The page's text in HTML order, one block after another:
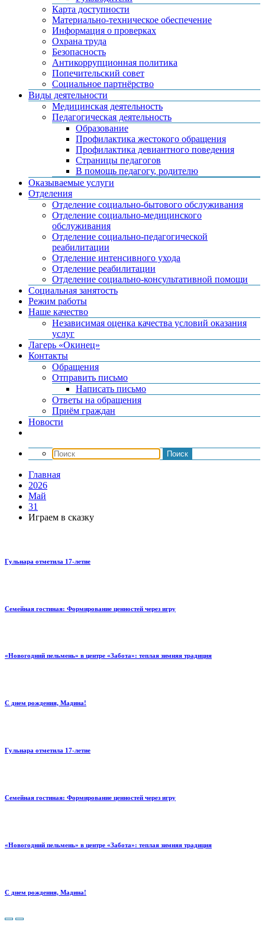
Карта доступности
Материально-техническое обеспечение
Информация о проверках
Охрана труда
Безопасность
Антикоррупционная политика
Попечительский совет
Социальное партнёрство
Виды деятельности
Медицинская деятельность
Педагогическая деятельность
Образование
Профилактика жестокого обращения
Профилактика девиантного поведения
Страницы педагогов
В помощь педагогу, родителю
Оказываемые услуги
Отделения
Отделение социально-бытового обслуживания
Отделение социально-медицинского
обслуживания
Отделение социально-педагогической
реабилитации
Отделение интенсивного ухода
Отделение реабилитации
Отделение социально-консультативной помощи
Социальная занятость
Режим работы
Наше качество
Независимая оценка качества условий оказания
услуг
Лагерь «Окинец»
Контакты
Обращения
Отправить письмо
Написать письмо
Ответы на обращения
Приём граждан
Новости
Главная
2026
Май
31
Играем в сказку
Гульнара отметила 17‑летие
Семейная гостиная: Формирование ценностей через игру
«Новогодний пельмень» в центре «Забота»: теплая зимняя традиция
С днем рождения, Мадина!
Гульнара отметила 17‑летие
Семейная гостиная: Формирование ценностей через игру
«Новогодний пельмень» в центре «Забота»: теплая зимняя традиция
С днем рождения, Мадина!